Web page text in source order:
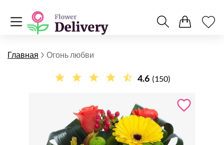
Главная Огонь любви
4.6 (150)